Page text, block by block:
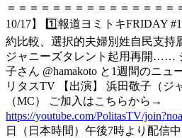
＝＝＝＝＝＝＝＝＝＝＝＝＝＝
10/17】 1️⃣報道ヨミトキFRIDAY
約比較、選択的夫婦別姓自民支持
ジャニーズタレント起用再開……
子さん @hamakoto と1週間のニュ
リタスTV 【出演】 浜田敬子（ジ
（MC） ご加入はこちらから→
https://youtube.com/PolitasTV/
日（日本時間）午後7時より配信